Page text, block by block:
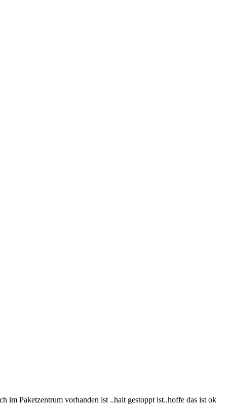
Paketzentrum vorhanden ist ..halt gestoppt ist..hoffe das ist ok